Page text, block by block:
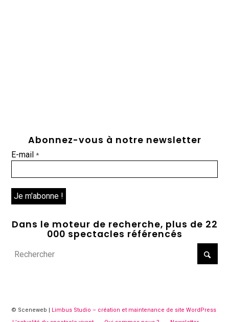
Abonnez-vous à notre newsletter
E-mail*
Dans le moteur de recherche, plus de 22
000 spectacles référencés
© Sceneweb | Limbus Studio – création et maintenance de site WordPress